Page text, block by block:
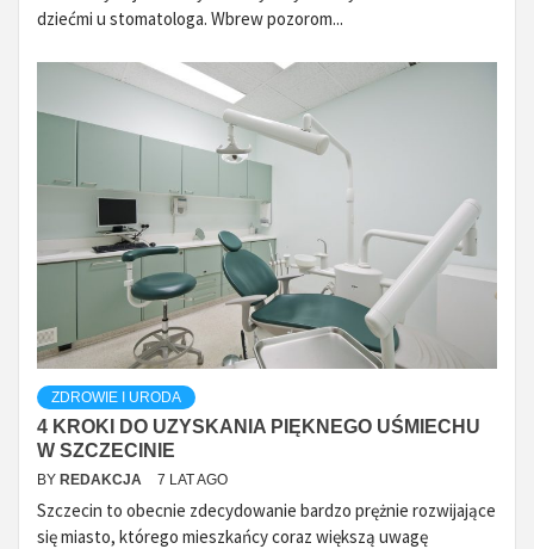
dziećmi u stomatologa. Wbrew pozorom...
ZDROWIE I URODA
4 KROKI DO UZYSKANIA PIĘKNEGO UŚMIECHU
W SZCZECINIE
BY REDAKCJA 7 LAT AGO
Szczecin to obecnie zdecydowanie bardzo prężnie rozwijające
się miasto, którego mieszkańcy coraz większą uwagę